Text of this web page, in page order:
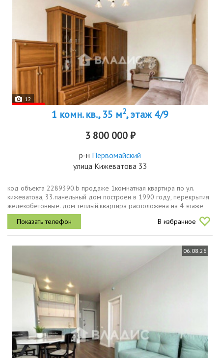
12
1 комн. кв., 35 м2, этаж 4/9
3 800 000 ₽
р-н Первомайский
улица Кижеватова 33
код объекта 2289390.b продаже 1комнатная квартира по ул.
кижеватова, 33.панельный дом построен в 1990 году, перекрытия
железобетонные. дом теплый.квартира расположена на 4 этаже
9этажного дома, есть пассажирский лифт, во дворе достаточное...
В избранное
06.08.26